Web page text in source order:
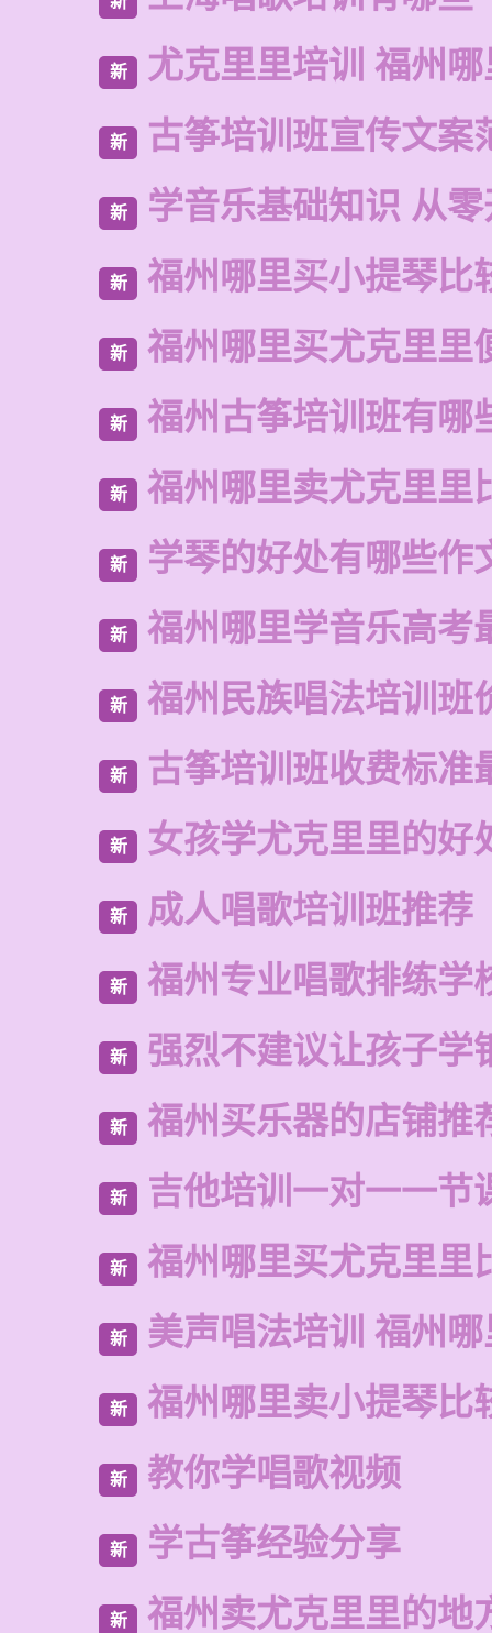
新 尤克里里培训 福州
新 古筝培训班宣传文案
新 学音乐基础知识 从
新 福州哪里买小提琴比
新 福州哪里买尤克里里
新 福州古筝培训班有哪
新 福州哪里卖尤克里里
新 学琴的好处有哪些作
新 福州哪里学音乐高考
新 福州民族唱法培训班
新 古筝培训班收费标准
新 女孩学尤克里里的好
新 成人唱歌培训班推荐
新 福州专业唱歌排练学
新 强烈不建议让孩子学
新 福州买乐器的店铺推
新 吉他培训一对一一节
新 福州哪里买尤克里里
新 美声唱法培训 福州
新 福州哪里卖小提琴比
新 教你学唱歌视频
新 学古筝经验分享
新 福州卖尤克里里的地